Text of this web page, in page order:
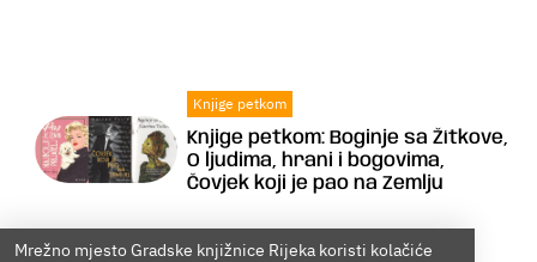
Knjige petkom
Knjige petkom: Boginje sa Žítkove,
O ljudima, hrani i bogovima,
Čovjek koji je pao na Zemlju
Mrežno mjesto Gradske knjižnice Rijeka koristi kolačiće